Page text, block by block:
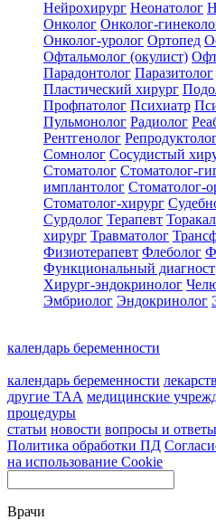
Нейрохирург Неонатолог
Онколог Онколог-
Онколог-уролог Ортопед
Офтальмолог (окулист)
Парадонтолог Паразитолог
Пластический хирург
Профпатолог Психиатр
Пульмонолог Радиолог
Рентгенолог
Сомнолог Сосудистый
Стоматолог Стоматолог-
имплантолог Стоматолог-
Стоматолог-хирург
Сурдолог Терапевт
хирург Травматолог
Физиотерапевт Флеболог
Функциональный диагност
Хирург-эндокринолог
Эмбриолог Эндокринолог
календарь беременности
календарь беременности
другие ТАА медицинские
процедуры
статьи новости вопросы и ответы
Политика обработки ПД
на использование Cookie
Врачи